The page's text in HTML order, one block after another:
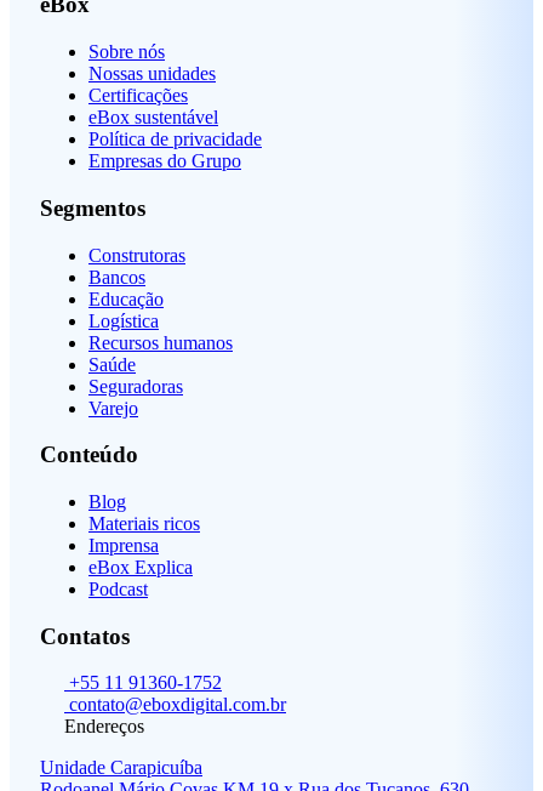
Sobre nós
Nossas unidades
Certificações
eBox sustentável
Política de privacidade
Empresas do Grupo
Segmentos
Construtoras
Bancos
Educação
Logística
Recursos humanos
Saúde
Seguradoras
Varejo
Conteúdo
Blog
Materiais ricos
Imprensa
eBox Explica
Podcast
Contatos
+55 11 91360-1752
contato@eboxdigital.com.br
Endereços
Unidade Carapicuíba